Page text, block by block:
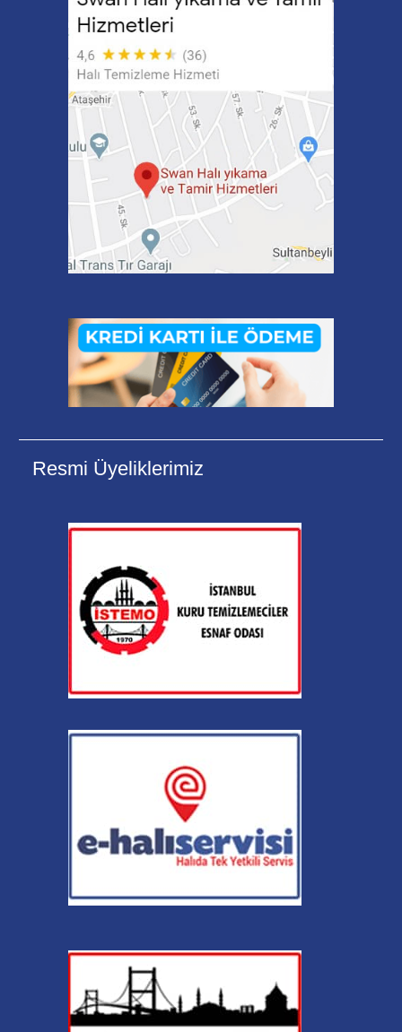
Resmi Üyeliklerimiz